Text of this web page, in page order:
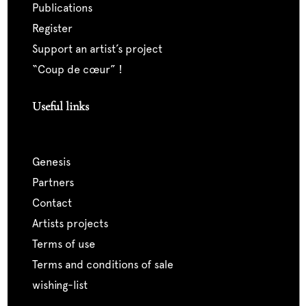
publications
register
support an artist’s project
“coup de cœur” !
Useful links
genesis
partners
contact
artists projects
terms of use
terms and conditions of sale
wishing-list